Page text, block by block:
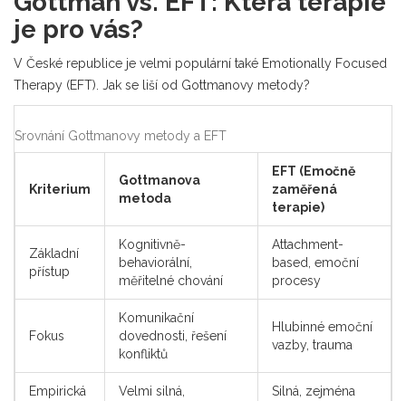
je pro vás?
V České republice je velmi populární také Emotionally Focused
Therapy (EFT). Jak se liší od Gottmanovy metody?
Srovnání Gottmanovy metody a EFT
Kriterium
Gottmanova
metoda
EFT (Emočně
zaměřená
terapie)
Základní
přístup
Kognitivně-
behaviorální,
měřitelné chování
Attachment-
based, emoční
procesy
Fokus
Komunikační
dovednosti, řešení
konfliktů
Hlubinné emoční
vazby, trauma
Empirická
Velmi silná,
Silná, zejména